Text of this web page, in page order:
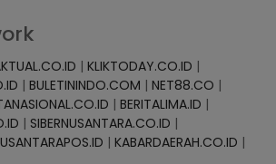
| KLIKTODAY.CO.ID |
| BULETININDO.COM | NET88.CO |
| BERITALIMA.ID |
| SIBERNUSANTARA.CO.ID |
| KABARDAERAH.CO.ID |